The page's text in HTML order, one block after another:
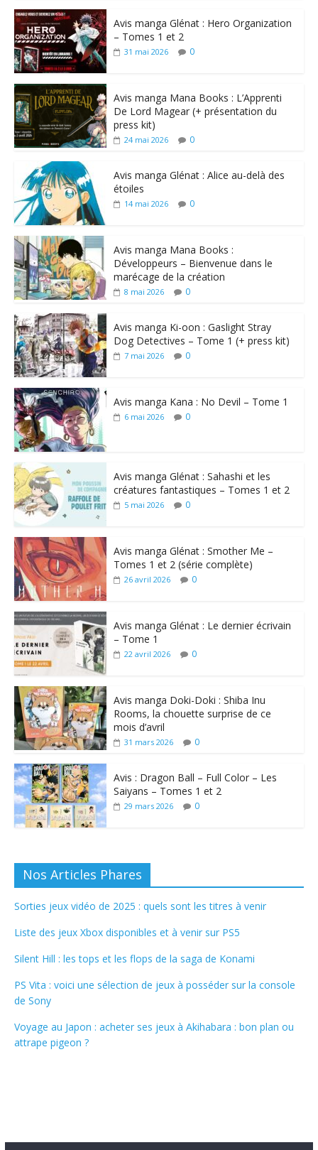
Avis manga Glénat : Hero Organization
– Tomes 1 et 2
31 mai 2026 0
Avis manga Mana Books : L’Apprenti
De Lord Magear (+ présentation du
press kit)
24 mai 2026 0
Avis manga Glénat : Alice au-delà des
étoiles
14 mai 2026 0
Avis manga Mana Books :
Développeurs – Bienvenue dans le
marécage de la création
8 mai 2026 0
Avis manga Ki-oon : Gaslight Stray
Dog Detectives – Tome 1 (+ press kit)
7 mai 2026 0
Avis manga Kana : No Devil – Tome 1
6 mai 2026 0
Avis manga Glénat : Sahashi et les
créatures fantastiques – Tomes 1 et 2
5 mai 2026 0
Avis manga Glénat : Smother Me –
Tomes 1 et 2 (série complète)
26 avril 2026 0
Avis manga Glénat : Le dernier écrivain
– Tome 1
22 avril 2026 0
Avis manga Doki-Doki : Shiba Inu
Rooms, la chouette surprise de ce
mois d’avril
31 mars 2026 0
Avis : Dragon Ball – Full Color – Les
Saiyans – Tomes 1 et 2
29 mars 2026 0
Nos Articles Phares
Sorties jeux vidéo de 2025 : quels sont les titres à venir
Liste des jeux Xbox disponibles et à venir sur PS5
Silent Hill : les tops et les flops de la saga de Konami
PS Vita : voici une sélection de jeux à posséder sur la console
de Sony
Voyage au Japon : acheter ses jeux à Akihabara : bon plan ou
attrape pigeon ?